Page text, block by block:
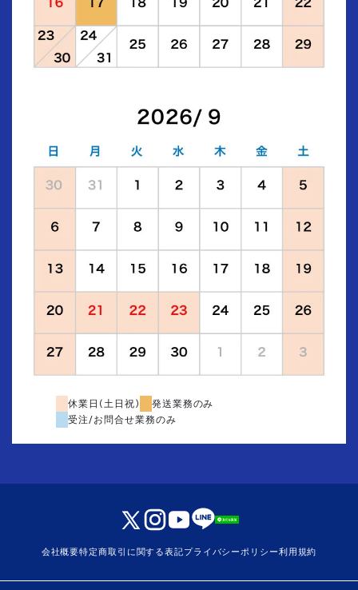
休業日(土日祝)
発送業務のみ
受注/お問合せ業務のみ
会社概要特定商取引に関する表記プライバシーポリシー利用規約